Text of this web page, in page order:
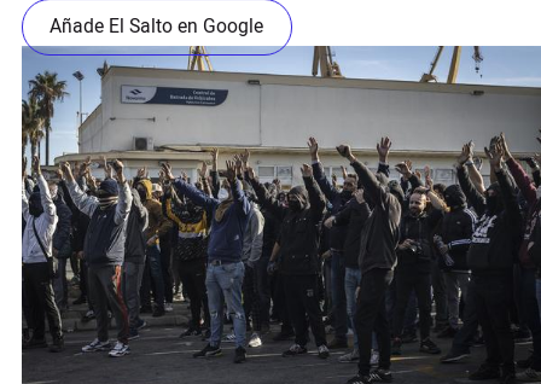
Añade El Salto en Google